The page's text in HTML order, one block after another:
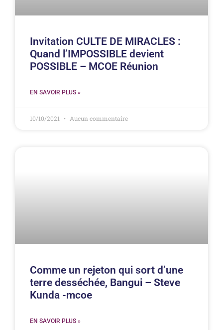
Invitation CULTE DE MIRACLES :
Quand l’IMPOSSIBLE devient
POSSIBLE – MCOE Réunion
EN SAVOIR PLUS »
10/10/2021 Aucun commentaire
Comme un rejeton qui sort d’une
terre desséchée, Bangui – Steve
Kunda -mcoe
EN SAVOIR PLUS »